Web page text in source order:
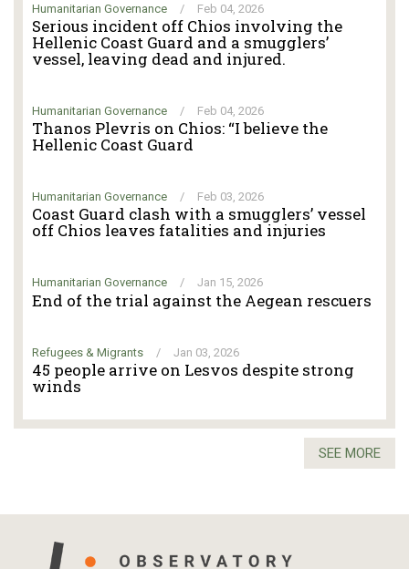
Humanitarian Governance / Feb 04, 2026
Serious incident off Chios involving the
Hellenic Coast Guard and a smugglers’
vessel, leaving dead and injured.
Humanitarian Governance / Feb 04, 2026
Thanos Plevris on Chios: “I believe the
Hellenic Coast Guard
Humanitarian Governance / Feb 03, 2026
Coast Guard clash with a smugglers’ vessel
off Chios leaves fatalities and injuries
Humanitarian Governance / Jan 15, 2026
End of the trial against the Aegean rescuers
Refugees & Migrants / Jan 03, 2026
45 people arrive on Lesvos despite strong
winds
SEE MORE